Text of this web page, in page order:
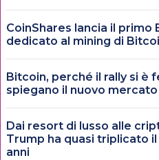
CoinShares lancia il primo
dedicato al mining di
Bitcoin, perché il rally si è
spiegano il nuovo
Dai resort di lusso alle
Trump ha quasi triplicato
anni